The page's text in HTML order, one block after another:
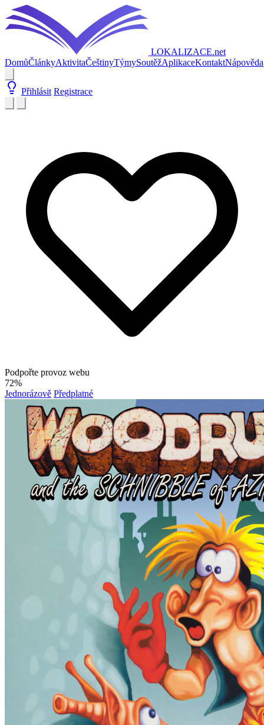
LOKALIZACE.net
DomůČlánkyAktivitaČeštinyTýmySoutěžAplikaceKontaktNápověda
Přihlásit Registrace
Podpořte provoz webu
72%
Jednorázově Předplatné